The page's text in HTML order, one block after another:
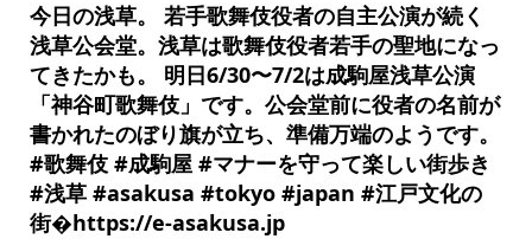
今日の浅草。 若手歌舞伎役者の自主公演が続く
浅草公会堂。浅草は歌舞伎役者若手の聖地になっ
てきたかも。 明日6/30〜7/2は成駒屋浅草公演
「神谷町歌舞伎」です。公会堂前に役者の名前が
書かれたのぼり旗が立ち、準備万端のようです。
#歌舞伎 #成駒屋 #マナーを守って楽しい街歩き
#浅草 #asakusa #tokyo #japan #江戸文化の
街�https://e-asakusa.jp